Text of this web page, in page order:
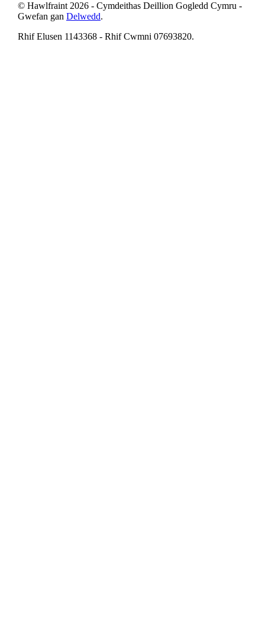
© Hawlfraint 2026 - Cymdeithas Deillion Gogledd Cymru -
Gwefan gan Delwedd.
Rhif Elusen 1143368 - Rhif Cwmni 07693820.